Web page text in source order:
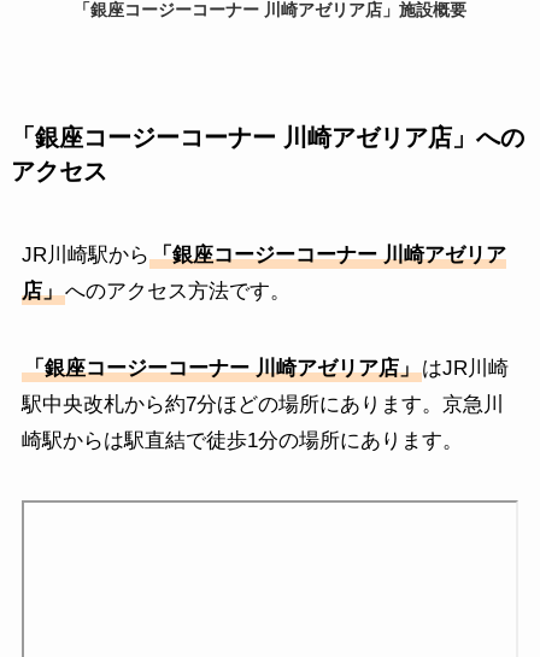
「銀座コージーコーナー 川崎アゼリア店」施設概要
「銀座コージーコーナー 川崎アゼリア店」への
アクセス
JR川崎駅から 「銀座コージーコーナー 川崎アゼリア
店」へのアクセス方法です。
「銀座コージーコーナー 川崎アゼリア店」はJR川崎
駅中央改札から約7分ほどの場所にあります。京急川
崎駅からは駅直結で徒歩1分の場所にあります。